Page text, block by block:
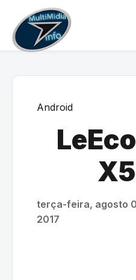
Android
terça-feira, agosto
2017